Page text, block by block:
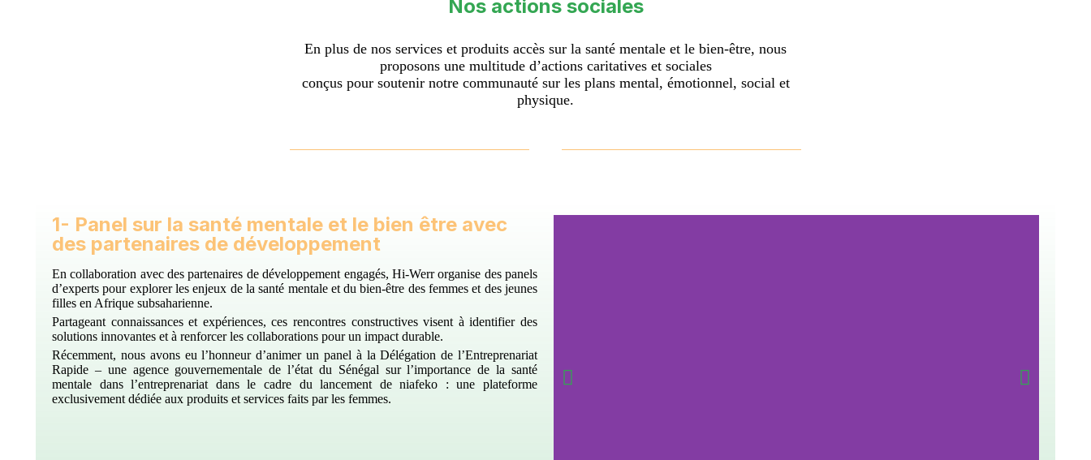
Nos actions sociales
En plus de nos services et produits accès sur la santé mentale et le bien-être, nous
proposons une multitude d’actions caritatives et sociales
conçus pour soutenir notre communauté sur les plans mental, émotionnel, social et
physique.
1- Panel sur la santé mentale et le bien être avec
des partenaires de développement
En collaboration avec des partenaires de développement engagés, Hi-Werr organise des panels
d’experts pour explorer les enjeux de la santé mentale et du bien-être des femmes et des jeunes
filles en Afrique subsaharienne.
Partageant connaissances et expériences, ces rencontres constructives visent à identifier des
solutions innovantes et à renforcer les collaborations pour un impact durable.
Récemment, nous avons eu l’honneur d’animer un panel à la Délégation de l’Entreprenariat
Rapide – une agence gouvernementale de l’état du Sénégal sur l’importance de la santé
mentale dans l’entreprenariat dans le cadre du lancement de niafeko : une plateforme
exclusivement dédiée aux produits et services faits par les femmes.